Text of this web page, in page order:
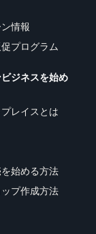
情報
プログラム
ジネスを始め
レイスとは
始める方法
プ作成方法